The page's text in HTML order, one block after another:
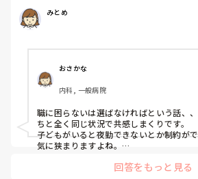
私は今45歳ですが、
2年ぐらい前に求人検索をしていたとき
大きいところじゃなければ大丈夫じゃな
私は42〜44歳の2年間、
職場が合わなくて転々としていまして、
でもそのときは何も考えずに
とにかく毎日必死にひたすら求人検索を
何も考えずというか、
「こういうところに就職したい！
そして譲れない条件はこう！」
今施設勤務中です。前職では病院勤務、
しました。病院勤務から5年くらい離れ
なく大変なときあります。
夜勤なく規則正しい生活できるのは助か
今度の転職で定年まで働きたい気持ちは
稼ぎたい気持ちもあります。稼ぐなら
しないといけないですよね。
ワークライフバランスを考えると今の
ど、このままずっとここで働くと思う
ちなみに小学生低学年の子ども2人いま
なに悩んでないです。
みとめ
おさかな
内科, 一般病院
職に困らないは選ばなければという話、
ちと全く同じ状況で共感しまくりです。
子どもがいると夜勤できないとか制約が
気に狭まりますよね。
もし、みとめさんががっつり医療行為、
回答をもっと見る